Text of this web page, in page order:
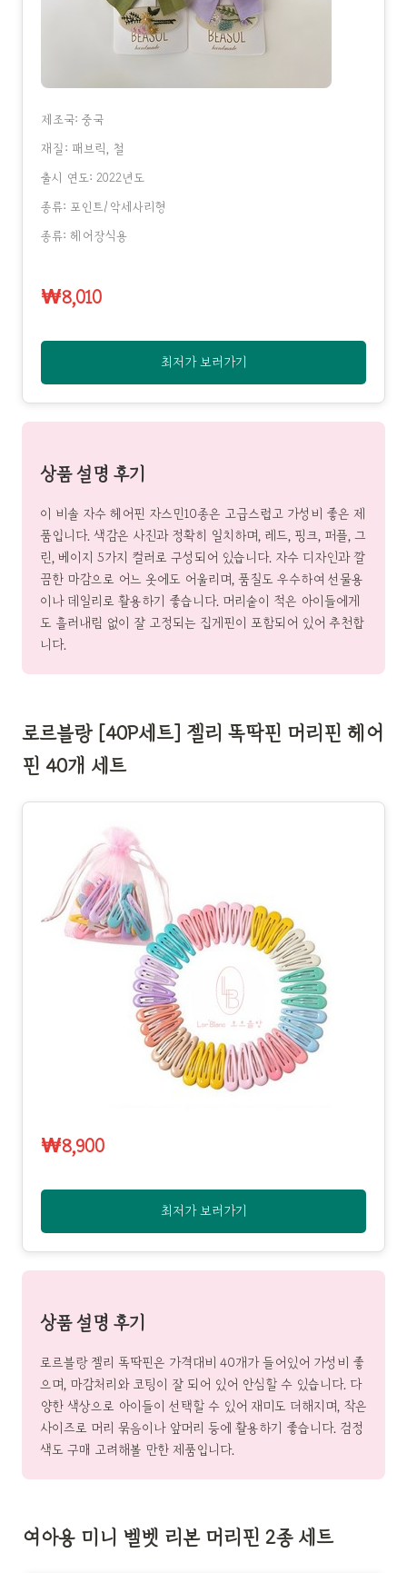
제조국: 중국
재질: 패브릭, 철
출시 연도: 2022년도
종류: 포인트/악세사리형
종류: 헤어장식용
₩8,010
최저가 보러가기
상품 설명 후기
이 비솔 자수 헤어핀 자스민10종은 고급스럽고 가성비 좋은 제
품입니다. 색감은 사진과 정확히 일치하며, 레드, 핑크, 퍼플, 그
린, 베이지 5가지 컬러로 구성되어 있습니다. 자수 디자인과 깔
끔한 마감으로 어느 옷에도 어울리며, 품질도 우수하여 선물용
이나 데일리로 활용하기 좋습니다. 머리숱이 적은 아이들에게
도 흘러내림 없이 잘 고정되는 집게핀이 포함되어 있어 추천합
니다.
로르블랑 [40P세트] 젤리 똑딱핀 머리핀 헤어
핀 40개 세트
₩8,900
최저가 보러가기
상품 설명 후기
로르블랑 젤리 똑딱핀은 가격대비 40개가 들어있어 가성비 좋
으며, 마감처리와 코팅이 잘 되어 있어 안심할 수 있습니다. 다
양한 색상으로 아이들이 선택할 수 있어 재미도 더해지며, 작은
사이즈로 머리 묶음이나 앞머리 등에 활용하기 좋습니다. 검정
색도 구매 고려해볼 만한 제품입니다.
여아용 미니 벨벳 리본 머리핀 2종 세트